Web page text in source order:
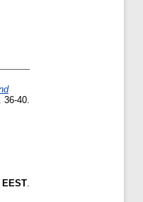
40.
EEST.